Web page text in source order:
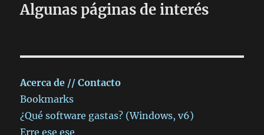
Algunas páginas de interés
Acerca de // Contacto
Bookmarks
¿Qué software gastas? (Windows, v6)
Erre ese ese